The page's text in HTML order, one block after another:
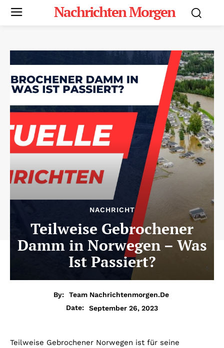
Nachrichten Morgen
NACHRICHT
Teilweise Gebrochener
Damm in Norwegen – Was
Ist Passiert?
By:
Team Nachrichtenmorgen.de
Date:
September 26, 2023
Teilweise Gebrochener Norwegen ist für seine